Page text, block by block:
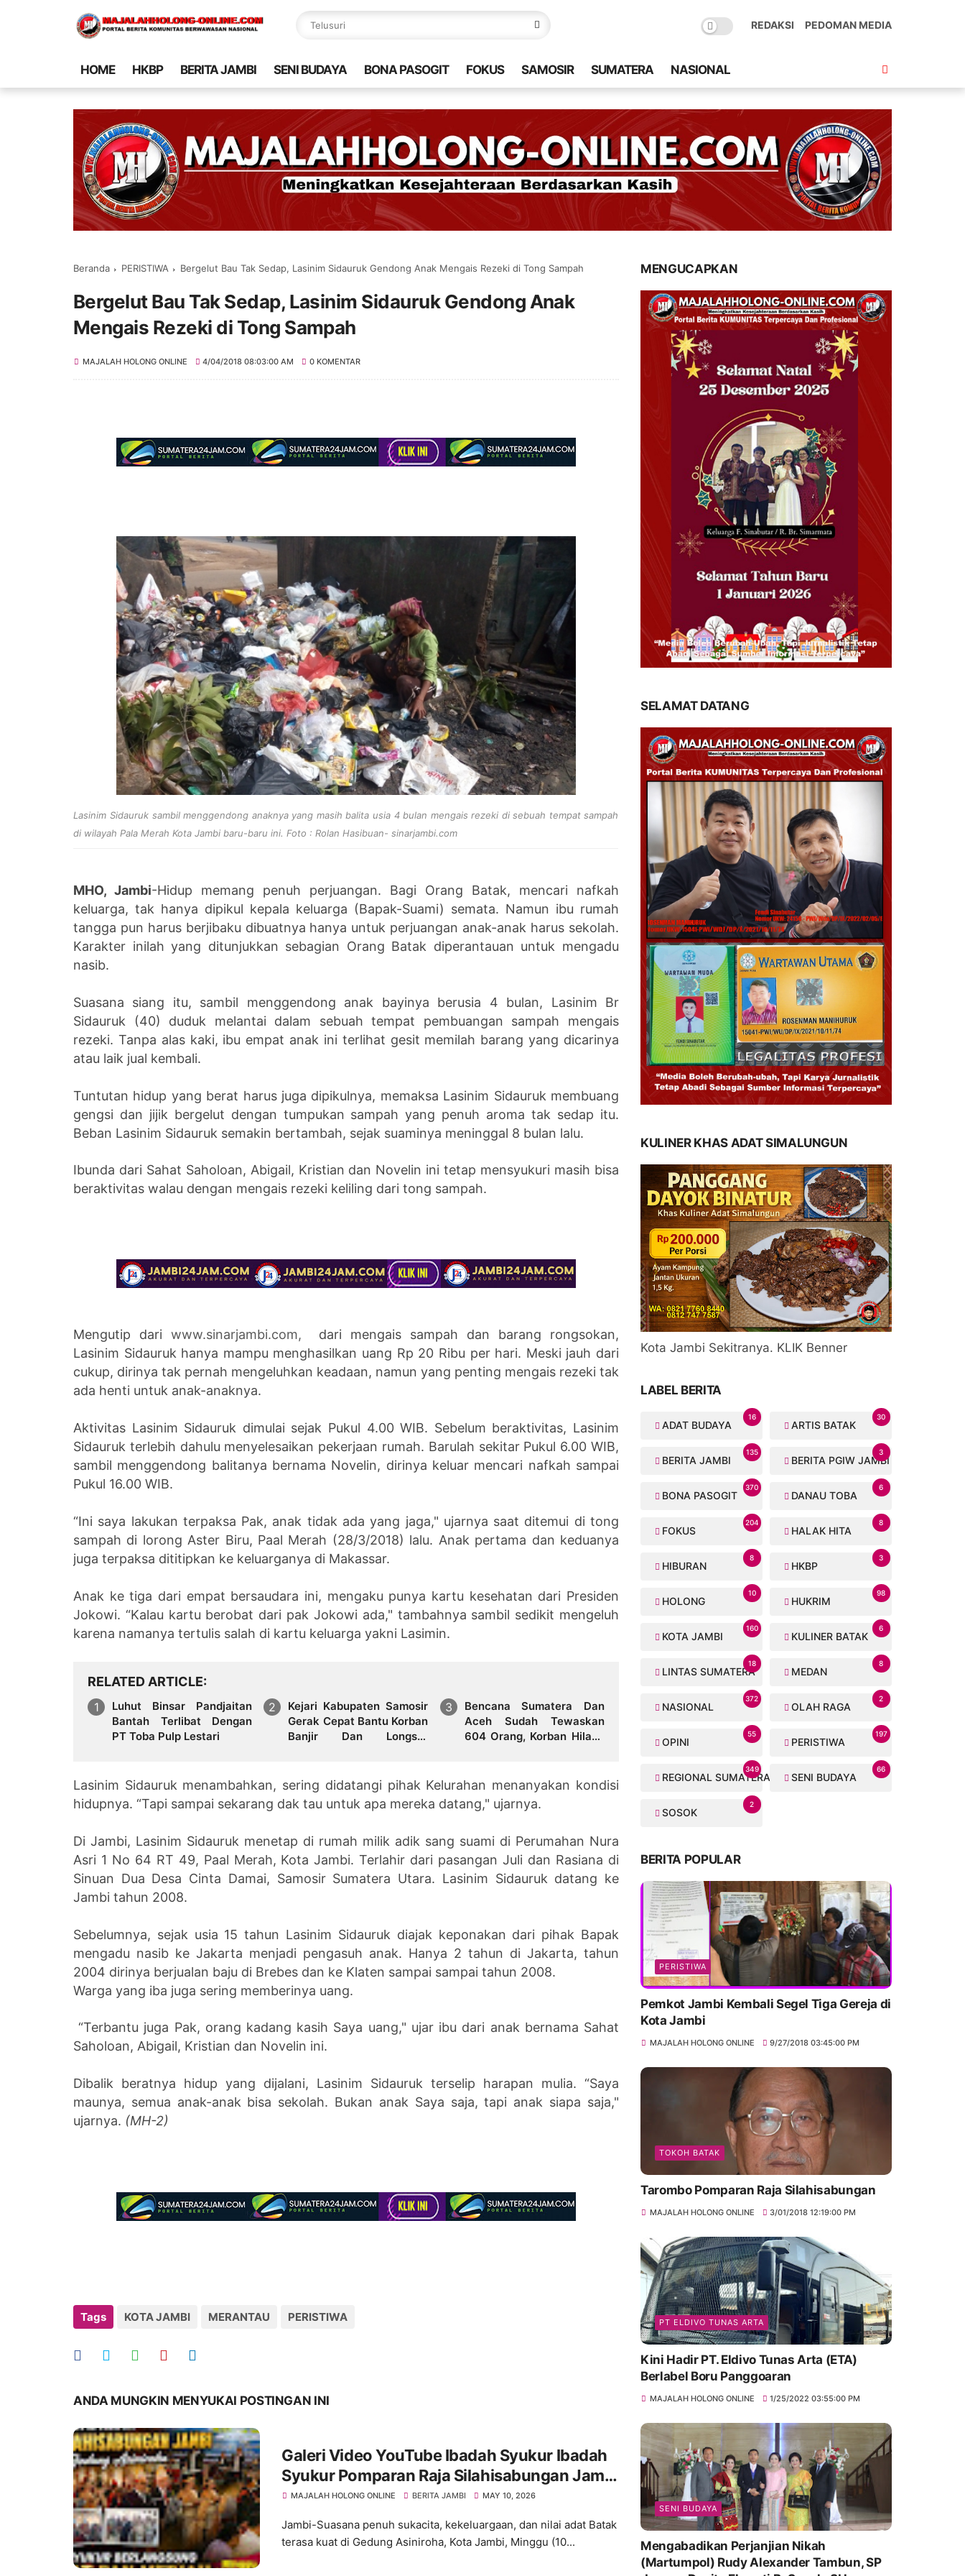
REDAKSI PEDOMAN MEDIA
HOME HKBP BERITA JAMBI SENI BUDAYA BONA PASOGIT FOKUS SAMOSIR SUMATERA NASIONAL
Beranda PERISTIWA Bergelut Bau Tak Sedap, Lasinim Sidauruk Gendong Anak Mengais Rezeki di Tong Sampah
Bergelut Bau Tak Sedap, Lasinim Sidauruk Gendong Anak
Mengais Rezeki di Tong Sampah
MAJALAH HOLONG ONLINE 4/04/2018 08:03:00 AM 0 KOMENTAR
Lasinim Sidauruk sambil menggendong anaknya yang masih balita usia 4 bulan mengais rezeki di sebuah tempat sampah
di wilayah Pala Merah Kota Jambi baru-baru ini. Foto : Rolan Hasibuan- sinarjambi.com
MHO, Jambi-Hidup memang penuh perjuangan. Bagi Orang Batak, mencari nafkah
keluarga, tak hanya dipikul kepala keluarga (Bapak-Suami) semata. Namun ibu rumah
tangga pun harus berjibaku dibuatnya hanya untuk perjuangan anak-anak harus sekolah.
Karakter inilah yang ditunjukkan sebagian Orang Batak diperantauan untuk mengadu
nasib.
Suasana siang itu, sambil menggendong anak bayinya berusia 4 bulan, Lasinim Br
Sidauruk (40) duduk melantai dalam sebuah tempat pembuangan sampah mengais
rezeki. Tanpa alas kaki, ibu empat anak ini terlihat gesit memilah barang yang dicarinya
atau laik jual kembali.
Tuntutan hidup yang berat harus juga dipikulnya, memaksa Lasinim Sidauruk membuang
gengsi dan jijik bergelut dengan tumpukan sampah yang penuh aroma tak sedap itu.
Beban Lasinim Sidauruk semakin bertambah, sejak suaminya meninggal 8 bulan lalu.
Ibunda dari Sahat Saholoan, Abigail, Kristian dan Novelin ini tetap mensyukuri masih bisa
beraktivitas walau dengan mengais rezeki keliling dari tong sampah.
Mengutip dari www.sinarjambi.com, dari mengais sampah dan barang rongsokan,
Lasinim Sidauruk hanya mampu menghasilkan uang Rp 20 Ribu per hari. Meski jauh dari
cukup, dirinya tak pernah mengeluhkan keadaan, namun yang penting mengais rezeki tak
ada henti untuk anak-anaknya.
Aktivitas Lasinim Sidauruk dimulai sejak Pukul 4.00 WIB. Sebelum beraktivitas, Lasinim
Sidauruk terlebih dahulu menyelesaikan pekerjaan rumah. Barulah sekitar Pukul 6.00 WIB,
sambil menggendong balitanya bernama Novelin, dirinya keluar mencari nafkah sampai
Pukul 16.00 WIB.
“Ini saya lakukan terpaksa Pak, anak tidak ada yang jaga," ujarnya saat ditemui di tong
sampah di lorong Aster Biru, Paal Merah (28/3/2018) lalu. Anak pertama dan keduanya
juga terpaksa dititipkan ke keluarganya di Makassar.
Anak ke tiga dari empat bersaudara ini, mengaku punya kartu kesehatan dari Presiden
Jokowi. “Kalau kartu berobat dari pak Jokowi ada," tambahnya sambil sedikit mengeluh
karena namanya tertulis salah di kartu keluarga yakni Lasimin.
RELATED ARTICLE
Luhut Binsar Pandjaitan
Bantah Terlibat Dengan
PT Toba Pulp Lestari
Kejari Kabupaten Samosir
Gerak Cepat Bantu Korban
Banjir Dan Longsor
Bencana Sumatera Dan
Aceh Sudah Tewaskan
604 Orang, Korban Hilang
Lasinim Sidauruk menambahkan, sering didatangi pihak Kelurahan menanyakan kondisi
hidupnya. “Tapi sampai sekarang dak tau untuk apa mereka datang," ujarnya.
Di Jambi, Lasinim Sidauruk menetap di rumah milik adik sang suami di Perumahan Nura
Asri 1 No 64 RT 49, Paal Merah, Kota Jambi. Terlahir dari pasangan Juli dan Rasiana di
Sinuan Dua Desa Cinta Damai, Samosir Sumatera Utara. Lasinim Sidauruk datang ke
Jambi tahun 2008.
Sebelumnya, sejak usia 15 tahun Lasinim Sidauruk diajak keponakan dari pihak Bapak
mengadu nasib ke Jakarta menjadi pengasuh anak. Hanya 2 tahun di Jakarta, tahun
2004 dirinya berjualan baju di Brebes dan ke Klaten sampai sampai tahun 2008.
Warga yang iba juga sering memberinya uang.
“Terbantu juga Pak, orang kadang kasih Saya uang," ujar ibu dari anak bernama Sahat
Saholoan, Abigail, Kristian dan Novelin ini.
Dibalik beratnya hidup yang dijalani, Lasinim Sidauruk terselip harapan mulia. “Saya
maunya, semua anak-anak bisa sekolah. Bukan anak Saya saja, tapi anak siapa saja,"
ujarnya. (MH-2)
Tags KOTA JAMBI MERANTAU PERISTIWA
ANDA MUNGKIN MENYUKAI POSTINGAN INI
Galeri Video YouTube Ibadah Syukur Ibadah
Syukur Pomparan Raja Silahisabungan Jambi
Tahun 2026
MAJALAH HOLONG ONLINE BERITA JAMBI MAY 10, 2026
Jambi-Suasana penuh sukacita, kekeluargaan, dan nilai adat Batak
terasa kuat di Gedung Asiniroha, Kota Jambi, Minggu (10...
MENGUCAPKAN
SELAMAT DATANG
KULINER KHAS ADAT SIMALUNGUN
Kota Jambi Sekitranya. KLIK Benner
LABEL BERITA
ADAT BUDAYA
16
ARTIS BATAK
30
BERITA JAMBI
135
BERITA PGIW JAMBI
3
BONA PASOGIT
370
DANAU TOBA
6
FOKUS
204
HALAK HITA
8
HIBURAN
8
HKBP
3
HOLONG
10
HUKRIM
98
KOTA JAMBI
160
KULINER BATAK
6
LINTAS SUMATERA
18
MEDAN
8
NASIONAL
372
OLAH RAGA
2
OPINI
55
PERISTIWA
197
REGIONAL SUMATERA
349
SENI BUDAYA
66
SOSOK
2
BERITA POPULAR
PERISTIWA
Pemkot Jambi Kembali Segel Tiga Gereja di
Kota Jambi
MAJALAH HOLONG ONLINE 9/27/2018 03:45:00 PM
TOKOH BATAK
Tarombo Pomparan Raja Silahisabungan
MAJALAH HOLONG ONLINE 3/01/2018 12:19:00 PM
PT ELDIVO TUNAS ARTA
Kini Hadir PT. Eldivo Tunas Arta (ETA)
Berlabel Boru Panggoaran
MAJALAH HOLONG ONLINE 1/25/2022 03:55:00 PM
SENI BUDAYA
Mengabadikan Perjanjian Nikah
(Martumpol) Rudy Alexander Tambun, SP